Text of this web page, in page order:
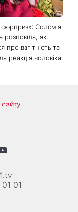
Соломія
розповіла, як
про вагітність та
реакція чоловіка
01